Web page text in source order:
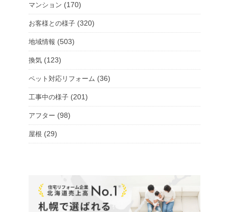
マンション (170)
お客様との様子 (320)
地域情報 (503)
換気 (123)
ペット対応リフォーム (36)
工事中の様子 (201)
アフター (98)
屋根 (29)